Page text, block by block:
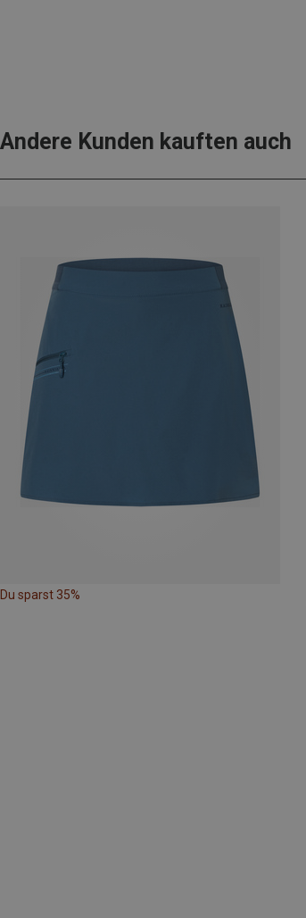
Andere Kunden kauften auch
Du sparst 35%